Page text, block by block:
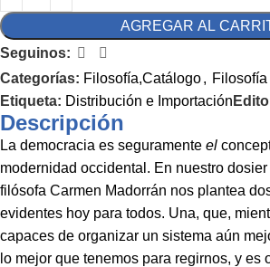
AGREGAR AL
Seguinos:
Categorías: Filosofía,Catálogo, Filosofía
Etiqueta: Distribución e Importación
Descripción
La democracia es seguramente el
modernidad occidental. En nuestro
filósofa Carmen Madorrán nos plantea
evidentes hoy para todos. Una, que,
capaces de organizar un sistema aún
lo mejor que tenemos para regirnos, y es